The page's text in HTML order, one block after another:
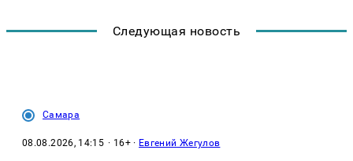
Следующая новость
Самара
08.08.2026, 14:15 · 16+ · Евгений Жегулов